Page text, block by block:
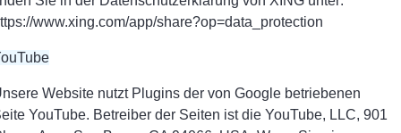
www.xing.com/app/share?op=data_protection
Website nutzt Plugins der von Google betriebenen
YouTube. Betreiber der Seiten ist die YouTube, LLC, 901